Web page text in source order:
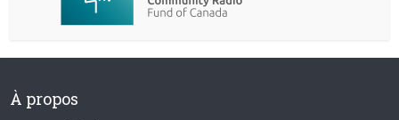
À propos